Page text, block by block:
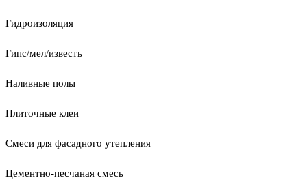
Гидроизоляция
Гипс/мел/известь
Наливные полы
Плиточные клеи
Смеси для фасадного утепления
Цементно-песчаная смесь